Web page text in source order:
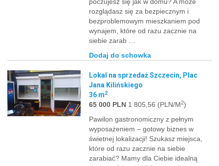
rozglądasz się za bezpiecznym i
bezproblemowym mieszkaniem pod
wynajem, które od razu zacznie na
siebie zarab …
Dodaj do schowka
Lokal na sprzedaż Szczecin, Plac
Jana Kilińskiego
36 m2
65 000 PLN 1 805,56 (PLN/M2)
Pawilon gastronomiczny z pełnym
wyposażeniem – gotowy biznes w
świetnej lokalizacji! Szukasz miejsca,
które od razu zacznie na siebie
zarabiać? Mamy dla Ciebie idealną